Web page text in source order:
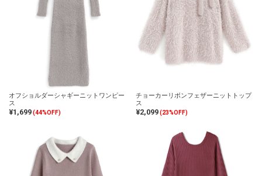
オフショルダーシャギーニットワンピー
ス
¥1,699(44%OFF)
チョーカーリボンフェザーニットトップ
ス
¥2,099(23%OFF)